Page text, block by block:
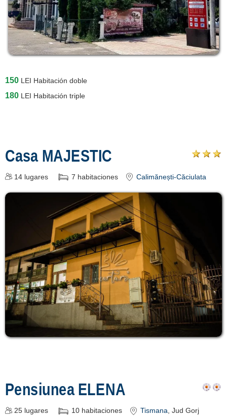
150 LEI Habitación doble
180 LEI Habitación triple
Casa MAJESTIC
14 lugares 7 habitaciones Calimănești-Căciulata
Pensiunea ELENA
25 lugares 10 habitaciones Tismana, Jud Gorj